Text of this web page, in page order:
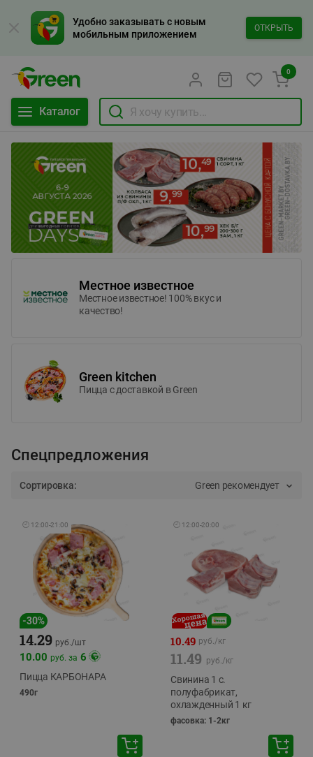
Удобно заказывать с новым
мобильным приложением
ОТКРЫТЬ
Каталог
0
Местное известное
Местное известное! 100% вкус и
качество!
Green kitchen
Пицца c доставкой в Green
Спецпредложения
Сортировка: Green рекомендует
🕘 12:00-21:00
-30%
14.29 руб./шт
10.00 руб. за 6
Пицца КАРБОНАРА
490г
🕘 12:00-20:00
10.49 руб./кг
11.49 руб./кг
Свинина 1 с.
полуфабрикат,
охлажденный 1 кг
фасовка: 1-2кг